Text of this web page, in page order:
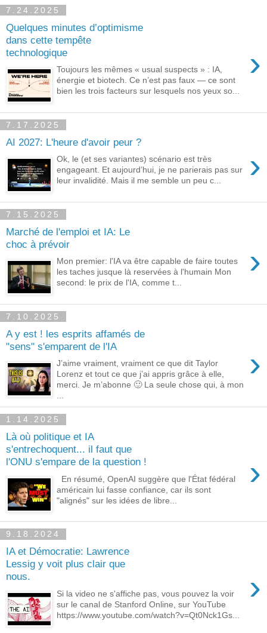
7.24.2025
Quelques minutes d’optimisme
dans cette tempête
technologique
›
Toujours les mêmes « usual suspects » : IA,
énergie et biotech. Ce n’est pas faux — ce sont
bien les trois facteurs sur lesquels nos yeux so...
7.17.2025
AI 2027: L'heure d'avoir peur ?
›
Ok, le (et ses variantes) scénario est très
engageant. Et aujourd’hui, je ne parierais pas sur
leur invalidité. Mais il me semble un peu c...
7.15.2025
Marché de l'emploi et IA: Le
choc à prévoir
›
Mon premier: l'IA va être capable de faire toutes
les taches jusque là reservées à l'humain Mon
second: le prix de l'IA, comme t...
7.10.2025
A y est ! les esprits affamés de
"sens" s'emparent de l'IA
›
J’aime vraiment, vraiment ce que dit Taylor
Lorenz et tout ce que j’ai appris grâce à elle,
merci. Je m’abonne 🙂 La seule chose qui, à mon
...
1.14.2025
Là où politique et IA
s'entrechoquent... il faut que
l'ONU s'empare de la question !
›
En résumé, OpenAI suggère que l'État fédéral
américain lui fasse confiance, car ils sont
"alignés" sur les idées de libre...
9.18.2024
IA et Démocratie: Lawrence
Lessig y voit plus clair que
nous.
›
Si la video ne s'affiche pas, vous pouvez la voir
sur le canal de Stanford Online, sur YouTube
https://www.youtube.com/watch?v=Qt0Nck1Gs...